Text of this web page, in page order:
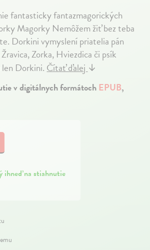
fantasticky fantazmagorických
Magorky Nemôžem žiť bez teba
Dorkini vymyslení priatelia pán
Zorka, Hviezdica či psík
len Dorkini.Čítať ďalej↓
v digitálnych formátochEPUB,
ihneď na stiahnutie